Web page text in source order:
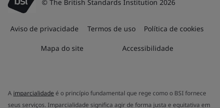
© The British Standards Institution 2026
Aviso de privacidade Termos de uso Política de cookies
Mapa do site Accessibilidade
A imparcialidade é o princípio fundamental que rege como o BSI fornece
seus serviços. Imparcialidade significa agir de forma justa e equitativa em